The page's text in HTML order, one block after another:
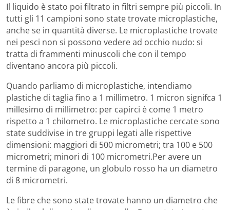
Il liquido è stato poi filtrato in filtri sempre più piccoli. In
tutti gli 11 campioni sono state trovate microplastiche,
anche se in quantità diverse. Le microplastiche trovate
nei pesci non si possono vedere ad occhio nudo: si
tratta di frammenti minuscoli che con il tempo
diventano ancora più piccoli.
Quando parliamo di microplastiche, intendiamo
plastiche di taglia fino a 1 millimetro. 1 micron signifca 1
millesimo di millimetro: per capirci è come 1 metro
rispetto a 1 chilometro. Le microplastiche cercate sono
state suddivise in tre gruppi legati alle rispettive
dimensioni: maggiori di 500 micrometri; tra 100 e 500
micrometri; minori di 100 micrometri.Per avere un
termine di paragone, un globulo rosso ha un diametro
di 8 micrometri.
Le fibre che sono state trovate hanno un diametro che